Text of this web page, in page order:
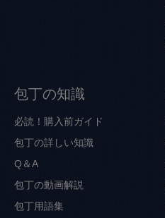
包丁の知識
必読！購入前ガイド
包丁の詳しい知識
Q＆A
包丁の動画解説
包丁用語集